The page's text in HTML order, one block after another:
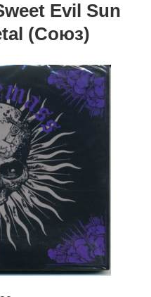
Evil Sun
(Союз)